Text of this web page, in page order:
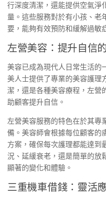
行深度清潔，還能提供空氣淨
量。這些服務對於有小孩、老
要，能夠有效預防和緩解過敏
左營美容：提升自信
美容已成為現代人日常生活的
美人士提供了專業的美容護理
潔，還是各種美容療程，左營
助顧客提升自信。
左營美容服務的特色在於其專
備。美容師會根據每位顧客的
方案，確保每次護理都能達到
況、延緩衰老，還是簡單的放
顯著的變化和體驗。
三重機車借錢：靈活